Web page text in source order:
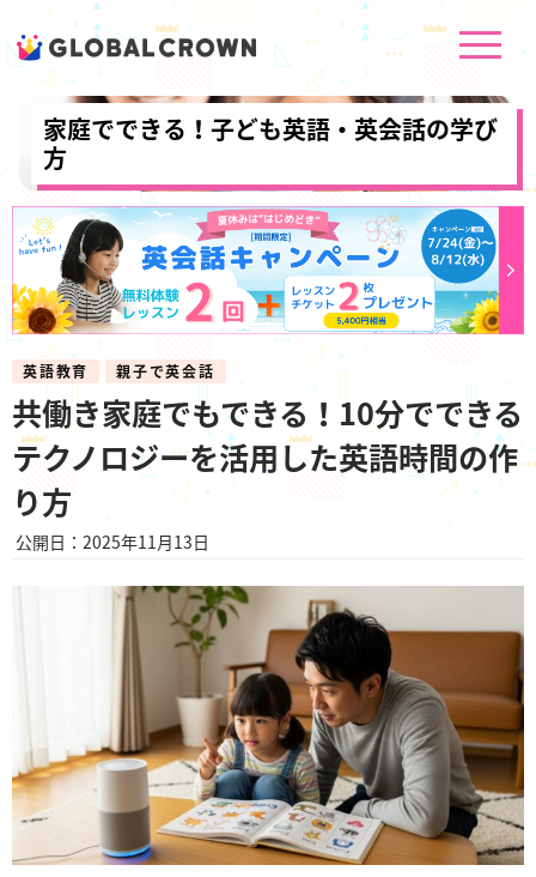
家庭でできる！子ども英語・英会話の学び
方
英語教育 親子で英会話
共働き家庭でもできる！10分でできる
テクノロジーを活用した英語時間の作
り方
公開日：2025年11月13日